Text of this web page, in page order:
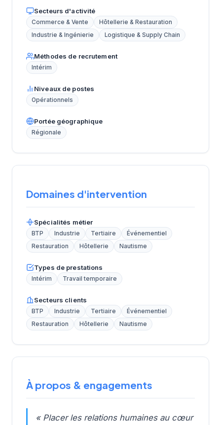
Secteurs d'activité
Commerce & Vente
Hôtellerie & Restauration
Industrie & Ingénierie
Logistique & Supply Chain
Méthodes de recrutement
Intérim
Niveaux de postes
Opérationnels
Portée géographique
Régionale
Domaines d'intervention
Spécialités métier
BTP Industrie Tertiaire
Événementiel
Restauration
Hôtellerie Nautisme
Types de prestations
Intérim Travail temporaire
Secteurs clients
BTP Industrie Tertiaire
Événementiel
Restauration
Hôtellerie Nautisme
À propos & engagements
« Placer les relations humaines au cœur